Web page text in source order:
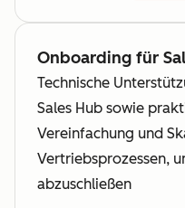
Onboarding für
Technische
Sales Hub sowie
Vereinfachung und
Vertriebsprozessen,
abzuschließen